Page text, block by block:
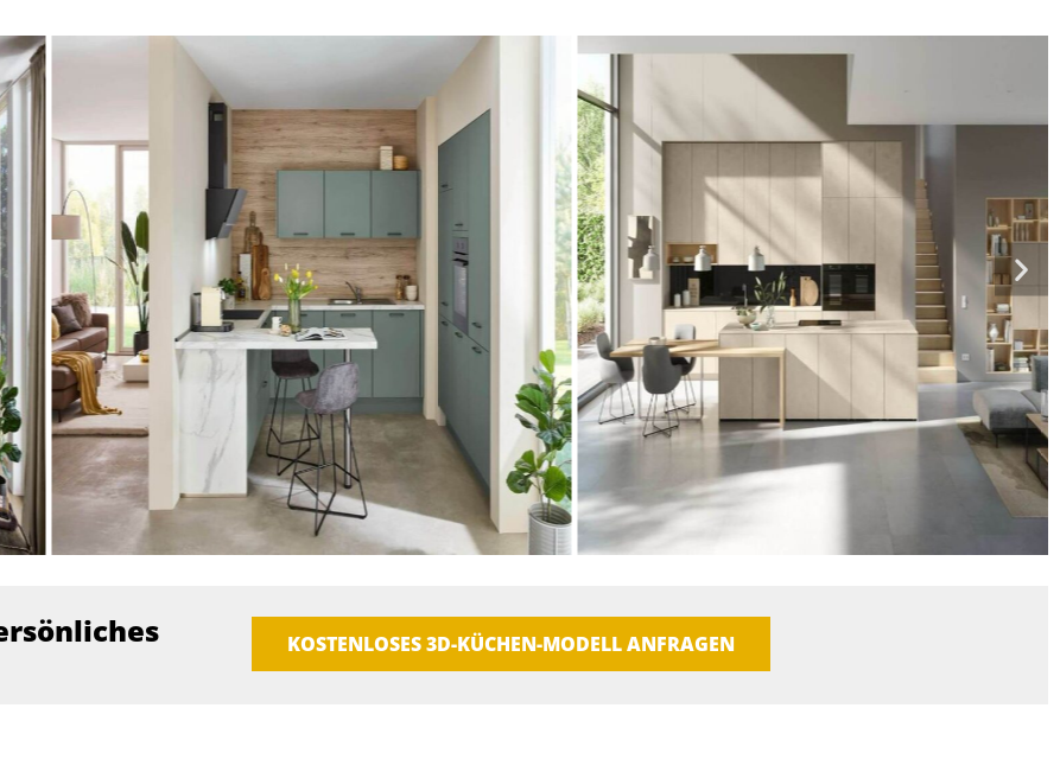
KOSTENLOSES 3D-KÜCHEN-MODELL ANFRAGEN